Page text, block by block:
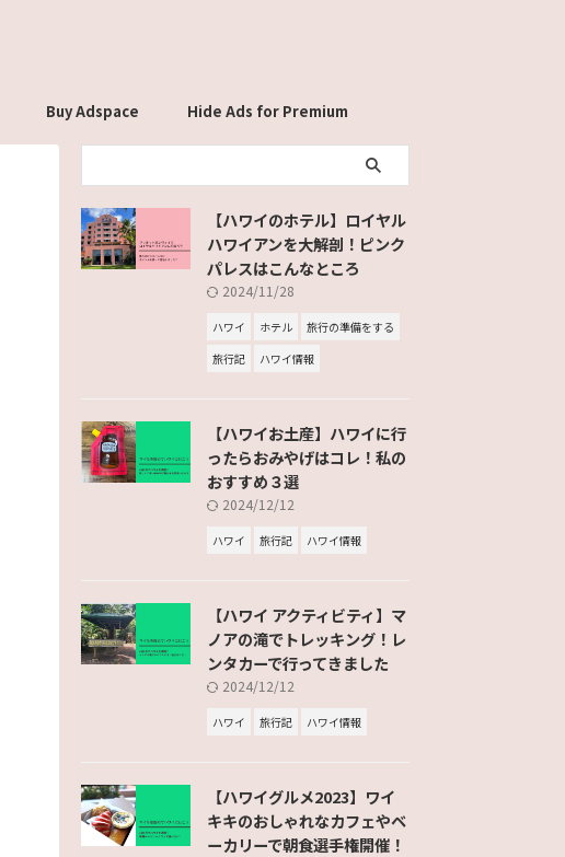
Buy Adspace Hide Ads for Premium
【ハワイのホテル】ロイヤル
ハワイアンを大解剖！ピンク
パレスはこんなところ
2024/11/28
ハワイ ホテル
旅行の準備をする
旅行記
ハワイ情報
【ハワイお土産】ハワイに行
ったらおみやげはコレ！私の
おすすめ３選
2024/12/12
ハワイ 旅行記 ハワイ情報
【ハワイ アクティビティ】マ
ノアの滝でトレッキング！レ
ンタカーで行ってきました
2024/12/12
ハワイ 旅行記 ハワイ情報
【ハワイグルメ2023】ワイ
キキのおしゃれなカフェやベ
ーカリーで朝食選手権開催！